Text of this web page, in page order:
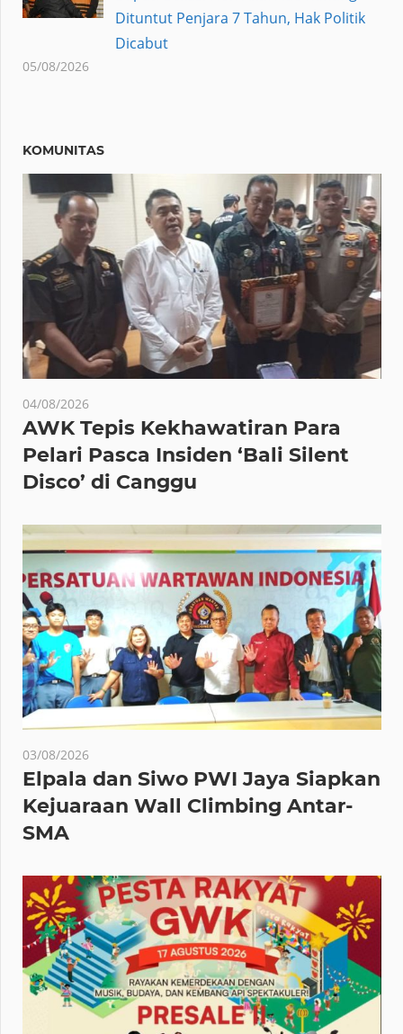
Dituntut Penjara 7 Tahun, Hak Politik
Dicabut
05/08/2026
KOMUNITAS
04/08/2026
AWK Tepis Kekhawatiran Para
Pelari Pasca Insiden ‘Bali Silent
Disco’ di Canggu
03/08/2026
Elpala dan Siwo PWI Jaya Siapkan
Kejuaraan Wall Climbing Antar-
SMA